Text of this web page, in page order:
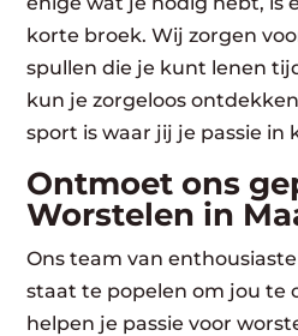
korte broek. Wij zorgen
spullen die je kunt lenen
kun je zorgeloos
sport is waar jij je passie in
Ontmoet ons
Worstelen in
Ons team van
staat te popelen om jou te
helpen je passie voor